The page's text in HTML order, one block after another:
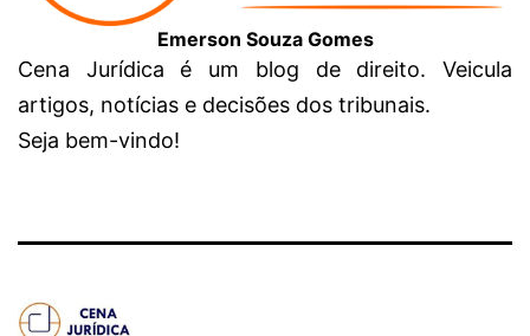
Emerson Souza Gomes
Cena Jurídica é um blog de direito. Veicula
artigos, notícias e decisões dos tribunais.
Seja bem-vindo!